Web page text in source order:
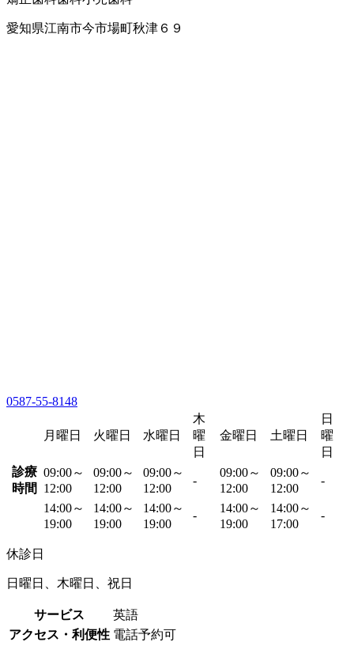
愛知県江南市今市場町秋津６９
0587-55-8148
月曜日 火曜日 水曜日
木
曜
日
金曜日 土曜日
日
曜
日
診療
時間
09:00～
12:00
09:00～
12:00
09:00～
12:00
-
09:00～
12:00
09:00～
12:00
-
14:00～
19:00
14:00～
19:00
14:00～
19:00
-
14:00～
19:00
14:00～
17:00
-
休診日
日曜日、木曜日、祝日
サービス
英語
アクセス・利便性 電話予約可